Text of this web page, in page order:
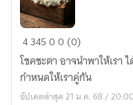
เกม
รัก
สี
เทา
434500 (0)
โชคชะตา อาจนำพาให้เรา ได้รักใครสักคน แต่โชคชะตาอาจไม่ได้
กำหนดให้เราคู่กัน
อัปเดตล่าสุด 21 ม.ค. 68 /